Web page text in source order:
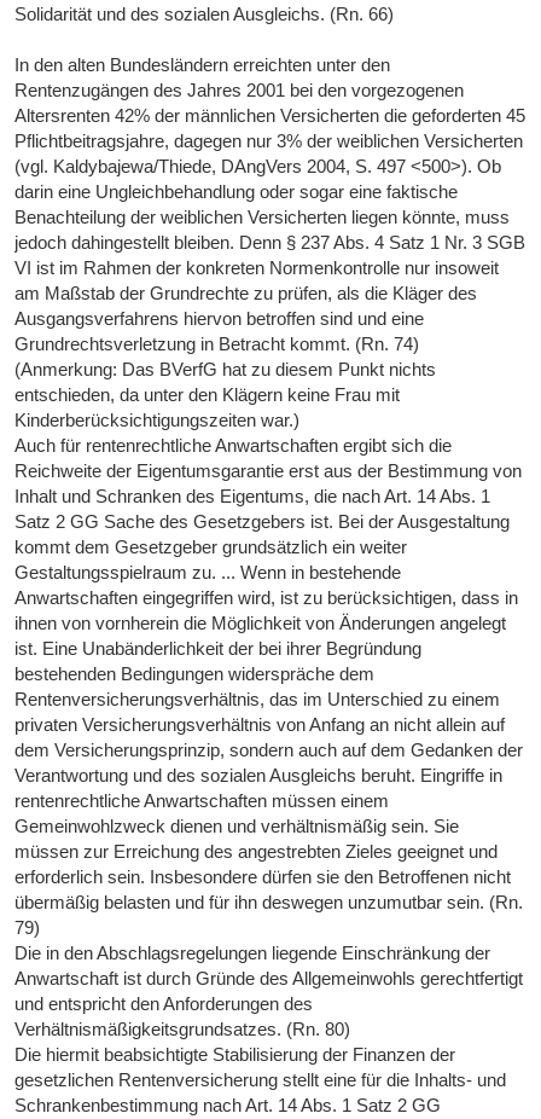
Solidarität und des sozialen Ausgleichs. (Rn. 66)
In den alten Bundesländern erreichten unter den
Rentenzugängen des Jahres 2001 bei den vorgezogenen
Altersrenten 42% der männlichen Versicherten die geforderten 45
Pflichtbeitragsjahre, dagegen nur 3% der weiblichen Versicherten
(vgl. Kaldybajewa/Thiede, DAngVers 2004, S. 497 <500>). Ob
darin eine Ungleichbehandlung oder sogar eine faktische
Benachteilung der weiblichen Versicherten liegen könnte, muss
jedoch dahingestellt bleiben. Denn § 237 Abs. 4 Satz 1 Nr. 3 SGB
VI ist im Rahmen der konkreten Normenkontrolle nur insoweit
am Maßstab der Grundrechte zu prüfen, als die Kläger des
Ausgangsverfahrens hiervon betroffen sind und eine
Grundrechtsverletzung in Betracht kommt. (Rn. 74)
(Anmerkung: Das BVerfG hat zu diesem Punkt nichts
entschieden, da unter den Klägern keine Frau mit
Kinderberücksichtigungszeiten war.)
Auch für rentenrechtliche Anwartschaften ergibt sich die
Reichweite der Eigentumsgarantie erst aus der Bestimmung von
Inhalt und Schranken des Eigentums, die nach Art. 14 Abs. 1
Satz 2 GG Sache des Gesetzgebers ist. Bei der Ausgestaltung
kommt dem Gesetzgeber grundsätzlich ein weiter
Gestaltungsspielraum zu. ... Wenn in bestehende
Anwartschaften eingegriffen wird, ist zu berücksichtigen, dass in
ihnen von vornherein die Möglichkeit von Änderungen angelegt
ist. Eine Unabänderlichkeit der bei ihrer Begründung
bestehenden Bedingungen widerspräche dem
Rentenversicherungsverhältnis, das im Unterschied zu einem
privaten Versicherungsverhältnis von Anfang an nicht allein auf
dem Versicherungsprinzip, sondern auch auf dem Gedanken der
Verantwortung und des sozialen Ausgleichs beruht. Eingriffe in
rentenrechtliche Anwartschaften müssen einem
Gemeinwohlzweck dienen und verhältnismäßig sein. Sie
müssen zur Erreichung des angestrebten Zieles geeignet und
erforderlich sein. Insbesondere dürfen sie den Betroffenen nicht
übermäßig belasten und für ihn deswegen unzumutbar sein. (Rn.
79)
Die in den Abschlagsregelungen liegende Einschränkung der
Anwartschaft ist durch Gründe des Allgemeinwohls gerechtfertigt
und entspricht den Anforderungen des
Verhältnismäßigkeitsgrundsatzes. (Rn. 80)
Die hiermit beabsichtigte Stabilisierung der Finanzen der
gesetzlichen Rentenversicherung stellt eine für die Inhalts- und
Schrankenbestimmung nach Art. 14 Abs. 1 Satz 2 GG